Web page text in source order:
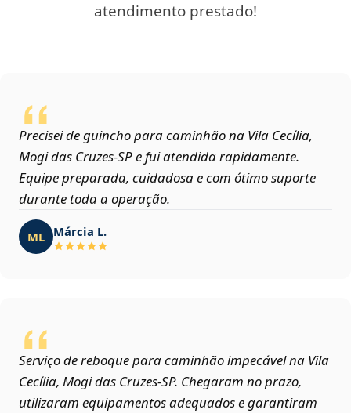
atendimento prestado!
Precisei de guincho para caminhão na Vila Cecília,
Mogi das Cruzes‑SP e fui atendida rapidamente.
Equipe preparada, cuidadosa e com ótimo suporte
durante toda a operação.
ML Márcia L.
Serviço de reboque para caminhão impecável na Vila
Cecília, Mogi das Cruzes‑SP. Chegaram no prazo,
utilizaram equipamentos adequados e garantiram